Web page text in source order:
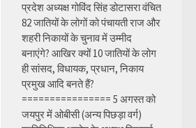
प्रदेश अध्यक्ष गोविंद सिंह डोटासरा वंचित
82 जातियों के लोगों को पंचायती राज और
शहरी निकायों के चुनाव में उम्मीद
बनाएंगे? आखिर क्यों 10 जातियों के लोग
ही सांसद, विधायक, प्रधान, निकाय
प्रमुख आदि बनते हैं?
================ 5 अगस्त को
जयपुर में ओबीसी (अन्य पिछड़ा वर्ग)